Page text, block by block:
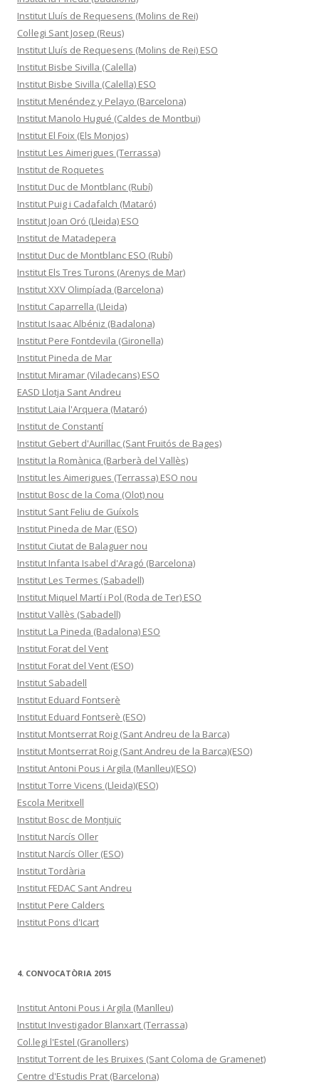
Institut Lluís de Requesens (Molins de Rei)
Col·legi Sant Josep (Reus)
Institut Lluís de Requesens (Molins de Rei) ESO
Institut Bisbe Sivilla (Calella)
Institut Bisbe Sivilla (Calella) ESO
Institut Menéndez y Pelayo (Barcelona)
Institut Manolo Hugué (Caldes de Montbui)
Institut El Foix (Els Monjos)
Institut Les Aimerigues (Terrassa)
Institut de Roquetes
Institut Duc de Montblanc (Rubí)
Institut Puig i Cadafalch (Mataró)
Institut Joan Oró (Lleida) ESO
Institut de Matadepera
Institut Duc de Montblanc ESO (Rubí)
Institut Els Tres Turons (Arenys de Mar)
Institut XXV Olimpíada (Barcelona)
Institut Caparrella (Lleida)
Institut Isaac Albéniz (Badalona)
Institut Pere Fontdevila (Gironella)
Institut Pineda de Mar
Institut Miramar (Viladecans) ESO
EASD Llotja Sant Andreu
Institut Laia l'Arquera (Mataró)
Institut de Constantí
Institut Gebert d'Aurillac (Sant Fruitós de Bages)
Institut la Romànica (Barberà del Vallès)
Institut les Aimerigues (Terrassa) ESO nou
Institut Bosc de la Coma (Olot) nou
Institut Sant Feliu de Guíxols
Institut Pineda de Mar (ESO)
Institut Ciutat de Balaguer nou
Institut Infanta Isabel d'Aragó (Barcelona)
Institut Les Termes (Sabadell)
Institut Miquel Martí i Pol (Roda de Ter) ESO
Institut Vallès (Sabadell)
Institut La Pineda (Badalona) ESO
Institut Forat del Vent
Institut Forat del Vent (ESO)
Institut Sabadell
Institut Eduard Fontserè
Institut Eduard Fontserè (ESO)
Institut Montserrat Roig (Sant Andreu de la Barca)
Institut Montserrat Roig (Sant Andreu de la Barca)(ESO)
Institut Antoni Pous i Argila (Manlleu)(ESO)
Institut Torre Vicens (Lleida)(ESO)
Escola Meritxell
Institut Bosc de Montjuïc
Institut Narcís Oller
Institut Narcís Oller (ESO)
Institut Tordària
Institut FEDAC Sant Andreu
Institut Pere Calders
Institut Pons d'Icart
4. CONVOCATÒRIA 2015
Institut Antoni Pous i Argila (Manlleu)
Institut Investigador Blanxart (Terrassa)
Col.legi l'Estel (Granollers)
Institut Torrent de les Bruixes (Sant Coloma de Gramenet)
Centre d'Estudis Prat (Barcelona)